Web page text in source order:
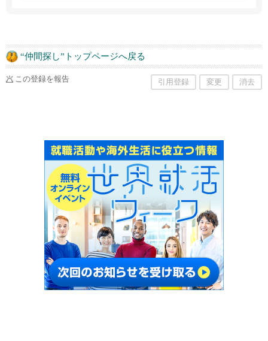
“仲間探し”トップページへ戻る
この登録を報告 引用登録 変更 消去